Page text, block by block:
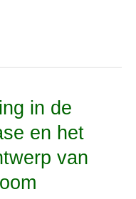
in de
en het
van